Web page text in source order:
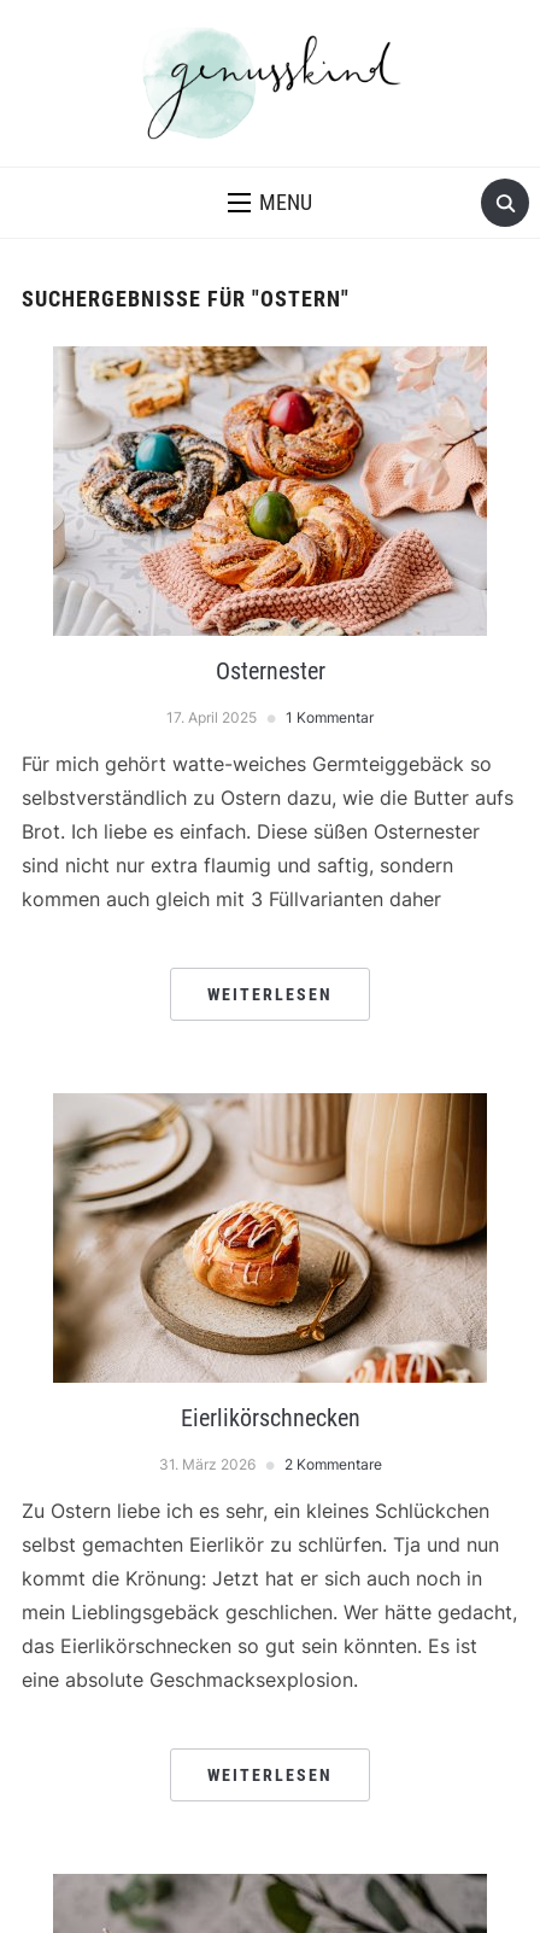
MENU
SUCHERGEBNISSE FÜR "OSTERN"
Osternester
17. April 2025 1 Kommentar
Für mich gehört watte-weiches Germteiggebäck so
selbstverständlich zu Ostern dazu, wie die Butter aufs
Brot. Ich liebe es einfach. Diese süßen Osternester
sind nicht nur extra flaumig und saftig, sondern
kommen auch gleich mit 3 Füllvarianten daher
WEITERLESEN
Eierlikörschnecken
31. März 2026 2 Kommentare
Zu Ostern liebe ich es sehr, ein kleines Schlückchen
selbst gemachten Eierlikör zu schlürfen. Tja und nun
kommt die Krönung: Jetzt hat er sich auch noch in
mein Lieblingsgebäck geschlichen. Wer hätte gedacht,
das Eierlikörschnecken so gut sein könnten. Es ist
eine absolute Geschmacksexplosion.
WEITERLESEN